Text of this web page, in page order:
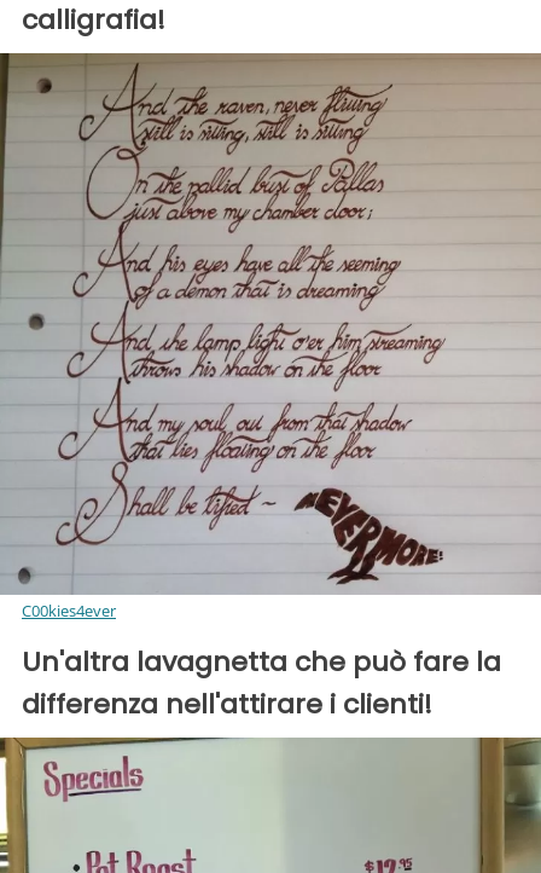
calligrafia!
C00kies4ever
Un'altra lavagnetta che può fare la
differenza nell'attirare i clienti!